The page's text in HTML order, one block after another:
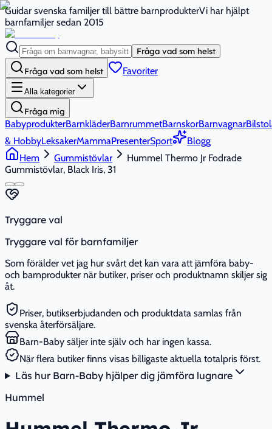
Guidar svenska familjer till bättre barnprodukterVi har hjälpt
barnfamiljer sedan 2015
Fråga vad som helst
Fråga vad som helst Favoriter
Alla kategorier
Fråga mig
BabyprodukterBarnkläderBarnrummetBarnskorBarnvagnar
& HobbyLeksakerMammaPresenterSport
Blogg
Hem
Gummistövlar
Hummel Thermo Jr Fodrade
Gummistövlar, Black Iris, 31
Tryggare val
Tryggare val för barnfamiljer
Som förälder vet jag hur svårt det kan vara att jämföra baby-
och barnprodukter när butiker, priser och produktnamn skiljer sig
åt.
Priser, butikserbjudanden och produktdata samlas från
svenska återförsäljare.
Barn-Baby säljer inte själv och har ingen kassa.
När flera butiker finns visas billigaste aktuella totalpris först.
Läs hur Barn-Baby hjälper dig jämföra lugnare
Hummel